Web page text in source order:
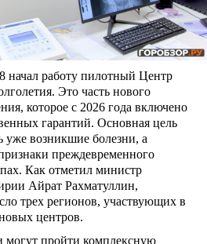
работу пилотный Центр
Это часть нового
которое с 2026 года включено
гарантий. Основная цель
уже возникшие болезни, а
преждевременного
Как отметил министр
Айрат Рахматуллин,
трех регионов, участвующих в
центров.
могут пройти комплексную